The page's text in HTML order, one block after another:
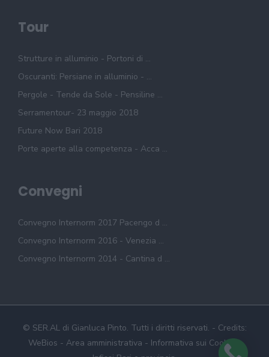
Tour
Strutture in alluminio - Portoni di ...
Oscuranti: Persiane in alluminio - ...
Pergole - Tende da Sole - Pensiline ...
Serramentour- 23 maggio 2018
Future Now Bari 2018
Porte aperte alla competenza - Acca ...
Convegni
Convegno Internorm 2017 Pacengo d ...
Convegno Internorm 2016 - Venezia ...
Convegno Internorm 2014 - Cantina d ...
© SER.AL di Gianluca Pinto. Tutti i diritti riservati. - Credits:
WeBios - Area amministrativa - Informativa sui Cookie -